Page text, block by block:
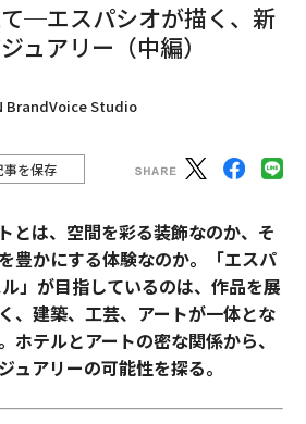
─エスパシオが描く、新
ュアリー（中編）
BrandVoice Studio
事を保存
とは、空間を彩る装飾なのか、そ
豊かにする体験なのか。「エスパ
」が目指しているのは、作品を展
、建築、工芸、アートが一体とな
ホテルとアートの密な関係から、
ュアリーの可能性を探る。